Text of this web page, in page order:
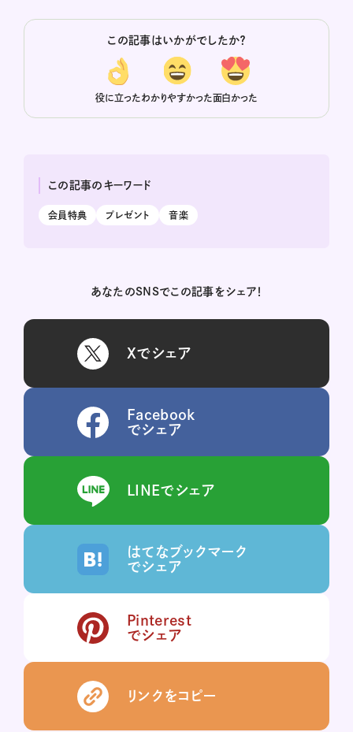
この記事はいかがでしたか？
役に立ったわかりやすかった面白かった
この記事のキーワード
会員特典 プレゼント 音楽
あなたのSNSでこの記事をシェア！
Xでシェア
Facebook
でシェア
LINEでシェア
はてなブックマーク
でシェア
Pinterest
でシェア
リンクをコピー